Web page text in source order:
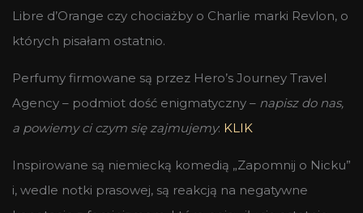
Libre d’Orange czy chociażby o Charlie marki Revlon, o
których pisałam ostatnio.
Perfumy firmowane są przez Hero’s Journey Travel
Agency – podmiot dość enigmatyczny – napisz do nas,
a powiemy ci czym się zajmujemy: KLIK
Inspirowane są niemiecką komedią „Zapomnij o Nicku”
i, wedle notki prasowej, są reakcją na negatywne